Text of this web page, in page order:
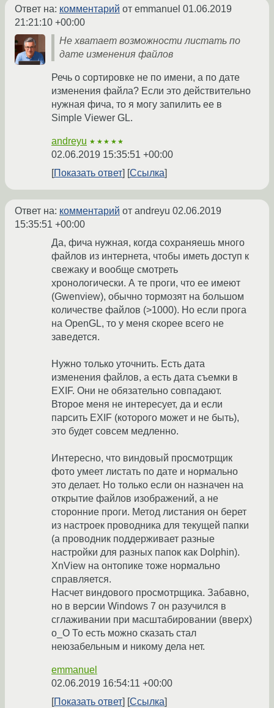
Ответ на: комментарий от emmanuel 01.06.2019
21:21:10 +00:00
Не хватает возможности листать по
дате изменения файлов
Речь о сортировке не по имени, а по дате
изменения файла? Если это действительно
нужная фича, то я могу запилить ее в
Simple Viewer GL.
andreyu ★★★★★
02.06.2019 15:35:51 +00:00
Показать ответ
Ссылка
Ответ на: комментарий от andreyu 02.06.2019
15:35:51 +00:00
Да, фича нужная, когда сохраняешь много
файлов из интернета, чтобы иметь доступ к
свежаку и вообще смотреть
хронологически. А те проги, что ее имеют
(Gwenview), обычно тормозят на большом
количестве файлов (>1000). Но если прога
на OpenGL, то у меня скорее всего не
заведется.
Нужно только уточнить. Есть дата
изменения файлов, а есть дата съемки в
EXIF. Они не обязательно совпадают.
Второе меня не интересует, да и если
парсить EXIF (которого может и не быть),
это будет совсем медленно.
Интересно, что виндовый просмотрщик
фото умеет листать по дате и нормально
это делает. Но только если он назначен на
открытие файлов изображений, а не
сторонние проги. Метод листания он берет
из настроек проводника для текущей папки
(а проводник поддерживает разные
настройки для разных папок как Dolphin).
XnView на онтопике тоже нормально
справляется.
Насчет виндового просмотрщика. Забавно,
но в версии Windows 7 он разучился в
сглаживании при масштабировании (вверх)
o_O То есть можно сказать стал
неюзабельным и никому дела нет.
emmanuel
02.06.2019 16:54:11 +00:00
Показать ответ
Ссылка